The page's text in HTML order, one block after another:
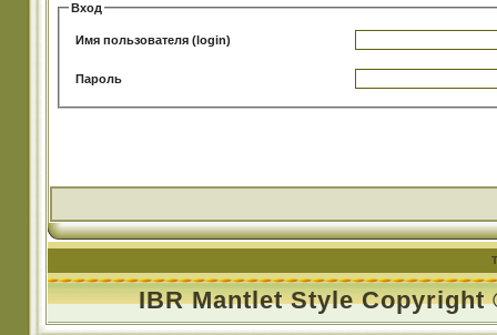
Вход
Имя пользователя (login)
Пароль
IBR Mantlet Style Copyright